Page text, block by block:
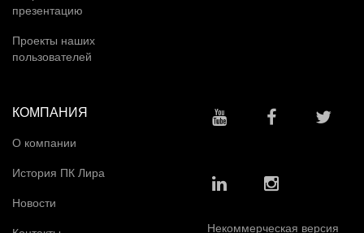
презентацию
Проекты наших
пользователей
КОМПАНИЯ
О компании
История ПК Лира
Новости
Некоммерческая версия